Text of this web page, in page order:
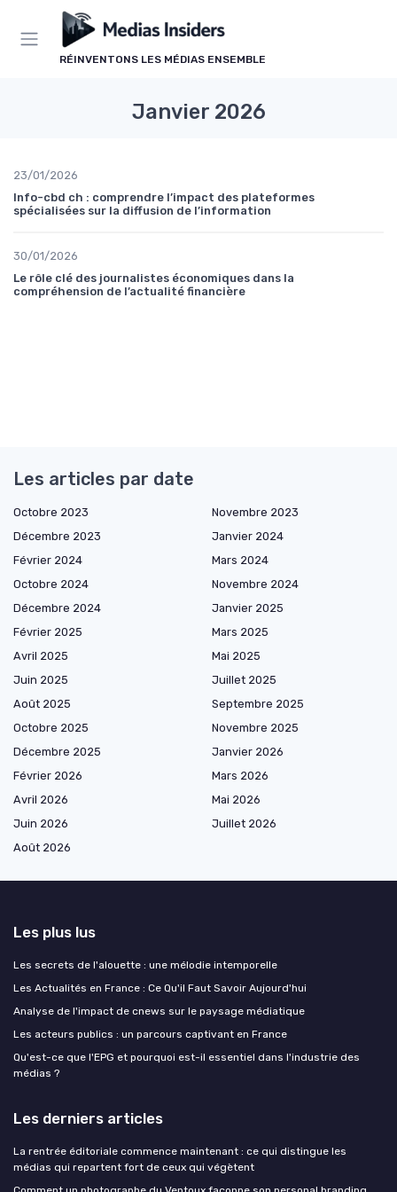
RÉINVENTONS LES MÉDIAS ENSEMBLE
Janvier 2026
23/01/2026
Info-cbd ch : comprendre l’impact des plateformes
spécialisées sur la diffusion de l’information
30/01/2026
Le rôle clé des journalistes économiques dans la
compréhension de l’actualité financière
Les articles par date
Octobre 2023
Novembre 2023
Décembre 2023
Janvier 2024
Février 2024
Mars 2024
Octobre 2024
Novembre 2024
Décembre 2024
Janvier 2025
Février 2025
Mars 2025
Avril 2025
Mai 2025
Juin 2025
Juillet 2025
Août 2025
Septembre 2025
Octobre 2025
Novembre 2025
Décembre 2025
Janvier 2026
Février 2026
Mars 2026
Avril 2026
Mai 2026
Juin 2026
Juillet 2026
Août 2026
Les plus lus
Les secrets de l'alouette : une mélodie intemporelle
Les Actualités en France : Ce Qu'il Faut Savoir Aujourd'hui
Analyse de l'impact de cnews sur le paysage médiatique
Les acteurs publics : un parcours captivant en France
Qu'est-ce que l'EPG et pourquoi est-il essentiel dans l'industrie des
médias ?
Les derniers articles
La rentrée éditoriale commence maintenant : ce qui distingue les
médias qui repartent fort de ceux qui végètent
Panneau de gestion des cookies